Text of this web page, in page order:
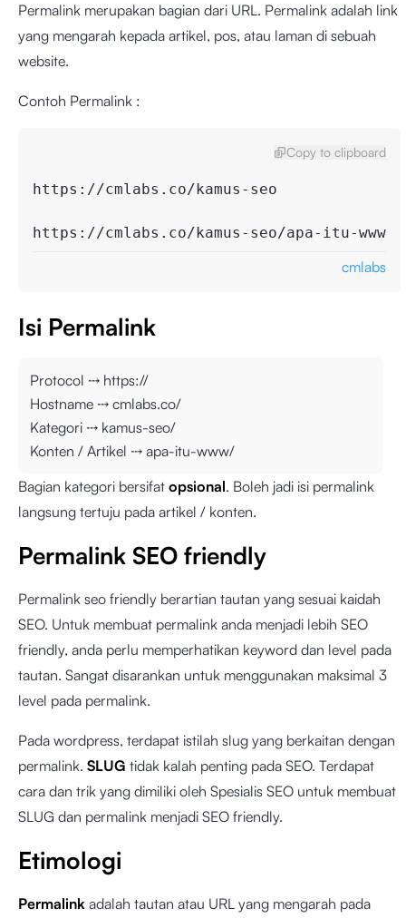
Permalink merupakan bagian dari URL. Permalink adalah link
yang mengarah kepada artikel, pos, atau laman di sebuah
website.
Contoh Permalink :
Copy to clipboard
https://cmlabs.co/kamus-seo
https://cmlabs.co/kamus-seo/apa-itu-www
cmlabs
Isi Permalink
Protocol ⤏ https://
Hostname ⤏ cmlabs.co/
Kategori ⤏ kamus-seo/
Konten / Artikel ⤏ apa-itu-www/
Bagian kategori bersifat opsional. Boleh jadi isi permalink
langsung tertuju pada artikel / konten.
Permalink SEO friendly
Permalink seo friendly berartian tautan yang sesuai kaidah
SEO. Untuk membuat permalink anda menjadi lebih SEO
friendly, anda perlu memperhatikan keyword dan level pada
tautan. Sangat disarankan untuk menggunakan maksimal 3
level pada permalink.
Pada wordpress, terdapat istilah slug yang berkaitan dengan
permalink. SLUG tidak kalah penting pada SEO. Terdapat
cara dan trik yang dimiliki oleh Spesialis SEO untuk membuat
SLUG dan permalink menjadi SEO friendly.
Etimologi
Permalink adalah tautan atau URL yang mengarah pada